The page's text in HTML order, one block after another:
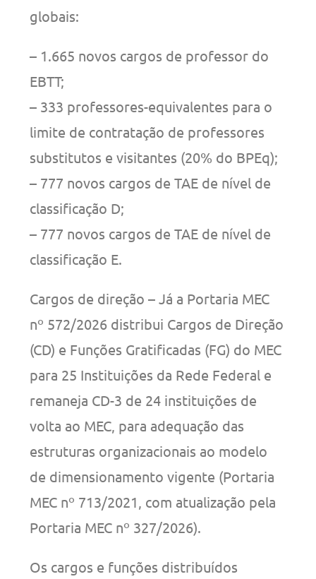
globais:
– 1.665 novos cargos de professor do
EBTT;
– 333 professores-equivalentes para o
limite de contratação de professores
substitutos e visitantes (20% do BPEq);
– 777 novos cargos de TAE de nível de
classificação D;
– 777 novos cargos de TAE de nível de
classificação E.
Cargos de direção – Já a Portaria MEC
nº 572/2026 distribui Cargos de Direção
(CD) e Funções Gratificadas (FG) do MEC
para 25 Instituições da Rede Federal e
remaneja CD-3 de 24 instituições de
volta ao MEC, para adequação das
estruturas organizacionais ao modelo
de dimensionamento vigente (Portaria
MEC nº 713/2021, com atualização pela
Portaria MEC nº 327/2026).
Os cargos e funções distribuídos